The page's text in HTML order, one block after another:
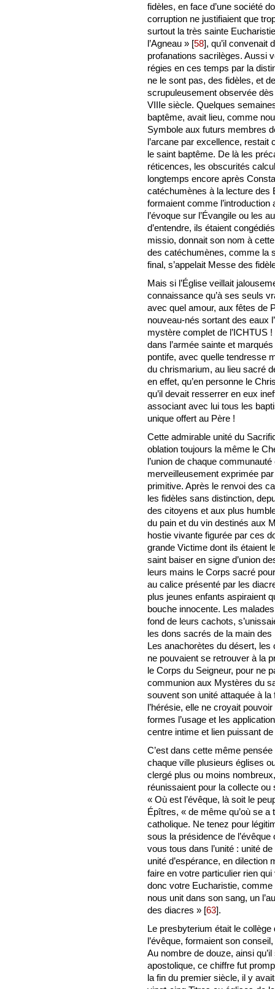
fidèles, en face d’une société
corruption ne justifiaient que
surtout la très sainte
l’Agneau » [58], qu’il convenait
profanations sacrilèges. Aussi
régies en ces temps par la
ne le sont pas, des fidèles, et
scrupuleusement observée dès
VIIIe siècle. Quelques
baptême, avait lieu, comme
Symbole aux futurs membres
l’arcane par excellence,
le saint baptême. De là les
réticences, les obscurités
longtemps encore après
catéchumènes à la lecture des
formaient comme
l’évoque sur l’Évangile ou les
d’entendre, ils étaient
missio, donnait son nom à
des catéchumènes, comme la
final, s’appelait Messe des
Mais si l’Église veillait
connaissance qu’à ses seuls
avec quel amour, aux fêtes de
nouveau-nés sortant des eaux
mystère complet de l’ICHTUS
dans l’armée sainte et
pontife, avec quelle tendresse
du chrismarium, au lieu sacré
en effet, qu’en personne le
qu’il devait resserrer en eux
associant avec lui tous les
unique offert au Père !
Cette admirable unité du
oblation toujours la même le
l’union de chaque
merveilleusement exprimée
primitive. Après le renvoi des
les fidèles sans distinction,
des citoyens et aux plus
du pain et du vin destinés aux
hostie vivante figurée par ces
grande Victime dont ils étaient
saint baiser en signe d’union
leurs mains le Corps sacré
au calice présenté par les
plus jeunes enfants aspiraient
bouche innocente. Les
fond de leurs cachots,
les dons sacrés de la main
Les anachorètes du désert,
ne pouvaient se retrouver à la
le Corps du Seigneur, pour ne
communion aux Mystères du
souvent son unité attaquée à
l’hérésie, elle ne croyait
formes l’usage et les
centre intime et lien puissant
C’est dans cette même pensée
chaque ville plusieurs églises
clergé plus ou moins
réunissaient pour la collecte ou
« Où est l’évêque, là soit le
Épîtres, « de même qu’où se
catholique. Ne tenez pour
sous la présidence de l’évêque
vous tous dans l’unité : unité
unité d’espérance, en dilection
faire en votre particulier rien
donc votre Eucharistie,
nous unit dans son sang, un
des diacres » [63].
Le presbyterium était le
l’évêque, formaient son
Au nombre de douze, ainsi
apostolique, ce chiffre fut
la fin du premier siècle, il y